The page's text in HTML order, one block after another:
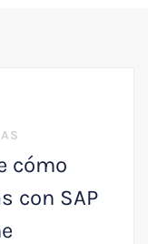
cómo
con SAP